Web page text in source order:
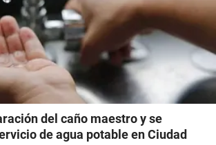
del caño maestro y se
de agua potable en Ciudad